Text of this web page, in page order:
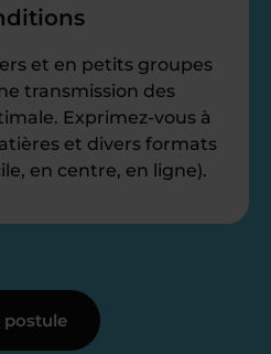
et en petits groupes
transmission des
Exprimez-vous à
et divers formats
en centre, en ligne).
postule